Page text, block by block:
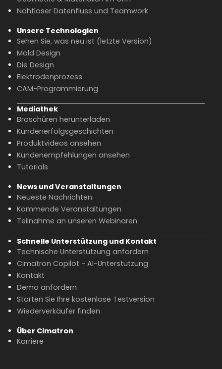
Nahtloser Datenfluss und Teamwork
Unsere Technologien
Sehen Sie, was neu ist (letzte Version)
Mold Design
Die Design
Elektrodenprozess
CAM-Programmierung
Mediathek
Broschüren herunterladen
Kundenerfolgsgeschichten
Produktvideos ansehen
Kundenempfehlungen ansehen
Tutorials
News und Veranstaltungen
Neueste Nachrichten
Kommende Veranstaltungen
Teilnahme an unseren Webinaren
Schnelle Unterstützung und Kontakt
Technische Unterstützung anfordern
Cimatron Copilot - AI-Unterstützung
Kontakt
Demo anfordern
Starten Sie Ihre kostenlose Testversion
Wiederverkäufer finden
Über Cimatron
Karriere